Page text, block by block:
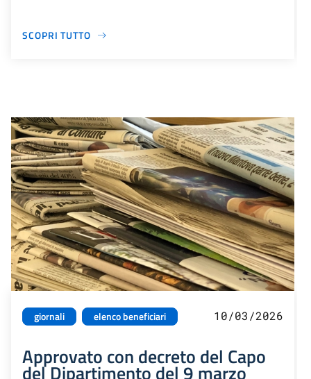
SCOPRI TUTTO
giornali elenco beneficiari 10/03/2026
Approvato con decreto del Capo
del Dipartimento del 9 marzo